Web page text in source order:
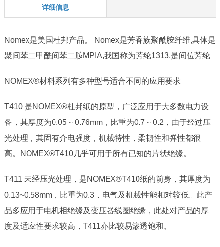
详细信息
Nomex是美国杜邦产品。 Nomex是芳香族聚酰胺纤维,具体是
聚间苯二甲酰间苯二胺MPIA,我国称为芳纶1313,是间位芳纶
NOMEX®材料系列有多种型号适合不同的应用要求
T410 是NOMEX®杜邦纸的原型，广泛应用于大多数电力设
备，其厚度为0.05～0.76mm，比重为0.7～0.2，由于经过压
光处理，其固有介电强度，机械特性，柔韧性和弹性都很
高。NOMEX®T410几乎可用于所有已知的片状绝缘。
T411 未经压光处理，是NOMEX®T410纸的前身，其厚度为
0.13~0.58mm，比重为0.3，电气及机械性能相对较低。此产
品多应用于电机相绝缘及变压器线圈绝缘，此处对产品的厚
度及适应性要求较高，T411亦比较易渗透饱和。